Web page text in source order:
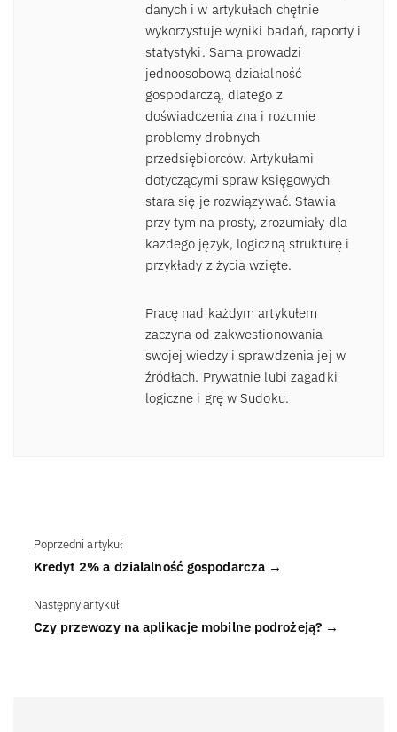
danych i w artykułach chętnie
wykorzystuje wyniki badań, raporty i
statystyki. Sama prowadzi
jednoosobową działalność
gospodarczą, dlatego z
doświadczenia zna i rozumie
problemy drobnych
przedsiębiorców. Artykułami
dotyczącymi spraw księgowych
stara się je rozwiązywać. Stawia
przy tym na prosty, zrozumiały dla
każdego język, logiczną strukturę i
przykłady z życia wzięte.
Pracę nad każdym artykułem
zaczyna od zakwestionowania
swojej wiedzy i sprawdzenia jej w
źródłach. Prywatnie lubi zagadki
logiczne i grę w Sudoku.
Poprzedni artykuł
Kredyt 2% a dzialalność gospodarcza →
Następny artykuł
Czy przewozy na aplikacje mobilne podrożeją? →